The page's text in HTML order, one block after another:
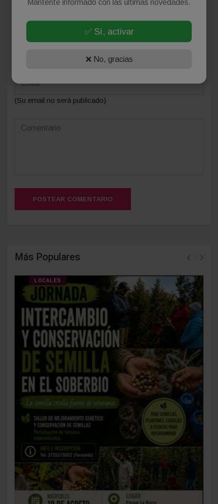
Deja tu comentario
(Su email no será publicado)
POSTEAR COMENTARIO
Más Populares
LOCALES
Mantente informado con las últimas novedades.
✅ Sí, activar
❌ No, gracias